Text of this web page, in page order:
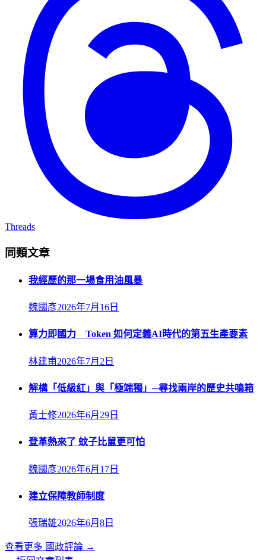
Threads
同類文章
我經歷的那一場食用油風暴
魏國彥2026年7月16日
算力即國力 Token 如何定義AI時代的第五生產要素
林建甫2026年7月2日
解構「低級紅」與「極端獨」─尋找兩岸的歷史共鳴箱
黃士修2026年6月29日
登革熱來了 蚊子比鼠更可怕
魏國彥2026年6月17日
建立保障教師制度
張瑞雄2026年6月8日
查看更多 國政評論 →